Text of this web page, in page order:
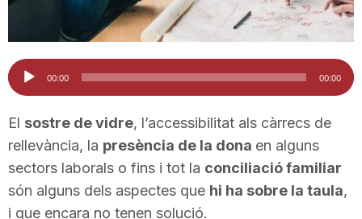
r
Reproductor
d'àudio
00:00 00:00
El sostre de vidre, l’accessibilitat als càrrecs de
rellevància, la presència de la dona en alguns
sectors laborals o fins i tot la conciliació familiar
són alguns dels aspectes que hi ha sobre la taula,
i que encara no tenen solució.